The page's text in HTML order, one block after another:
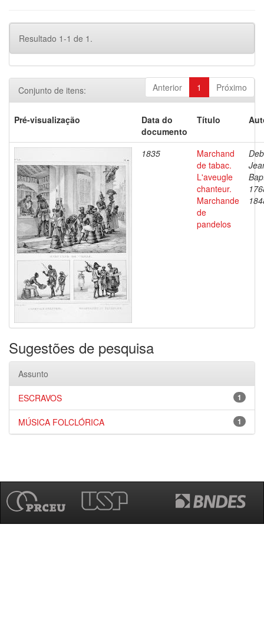
Resultado 1-1 de 1.
Anterior 1 Próximo
Conjunto de itens:
Pré-visualização
Data do
documento
Título
1835
Marchand
de tabac.
L'aveugle
chanteur.
Marchande
de
pandelos
Sugestões de pesquisa
Assunto
1
ESCRAVOS
1
MÚSICA FOLCLÓRICA